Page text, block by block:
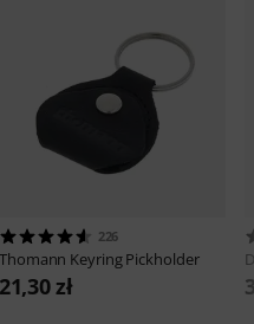
226
Thomann Keyring Pickholder
21,30 zł